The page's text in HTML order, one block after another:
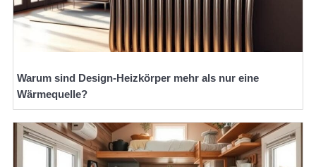
Warum sind Design-Heizkörper mehr als nur eine
Wärmequelle?